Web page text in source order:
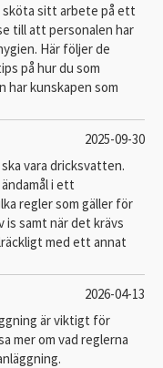
sköta sitt arbete på ett
till att personalen har
Här följer de
på hur du som
kunskapen som
2025-09-30
vara dricksvatten.
i ett
regler som gäller för
samt när det krävs
med ett annat
2026-04-13
är viktigt för
mer om vad reglerna